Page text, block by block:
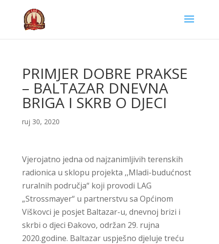
PRIMJER DOBRE PRAKSE
– BALTAZAR DNEVNA
BRIGA I SKRB O DJECI
ruj 30, 2020
Vjerojatno jedna od najzanimljivih terenskih
radionica u sklopu projekta ,,Mladi-budućnost
ruralnih područja“ koji provodi LAG
„Strossmayer“ u partnerstvu sa Općinom
Viškovci je posjet Baltazar-u, dnevnoj brizi i
skrbi o djeci Đakovo, održan 29. rujna
2020.godine. Baltazar uspješno djeluje treću